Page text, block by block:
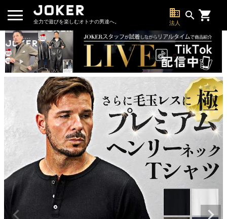
全力で遊びを楽しむオトナの男達へ。
business
法人
search